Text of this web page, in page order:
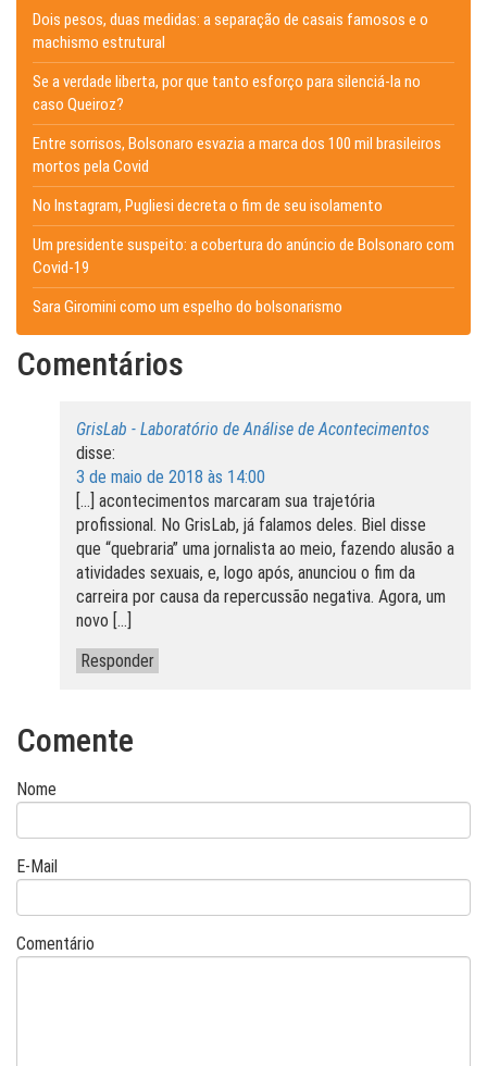
Dois pesos, duas medidas: a separação de casais famosos e o
machismo estrutural
Se a verdade liberta, por que tanto esforço para silenciá-la no
caso Queiroz?
Entre sorrisos, Bolsonaro esvazia a marca dos 100 mil brasileiros
mortos pela Covid
No Instagram, Pugliesi decreta o fim de seu isolamento
Um presidente suspeito: a cobertura do anúncio de Bolsonaro com
Covid-19
Sara Giromini como um espelho do bolsonarismo
Comentários
GrisLab - Laboratório de Análise de Acontecimentos
disse:
3 de maio de 2018 às 14:00
[…] acontecimentos marcaram sua trajetória
profissional. No GrisLab, já falamos deles. Biel disse
que “quebraria” uma jornalista ao meio, fazendo alusão a
atividades sexuais, e, logo após, anunciou o fim da
carreira por causa da repercussão negativa. Agora, um
novo […]
Responder
Comente
Nome
E-Mail
Comentário